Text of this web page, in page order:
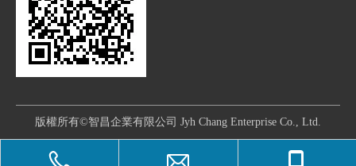
版權所有©智昌企業有限公司 Jyh Chang Enterprise Co., Ltd.